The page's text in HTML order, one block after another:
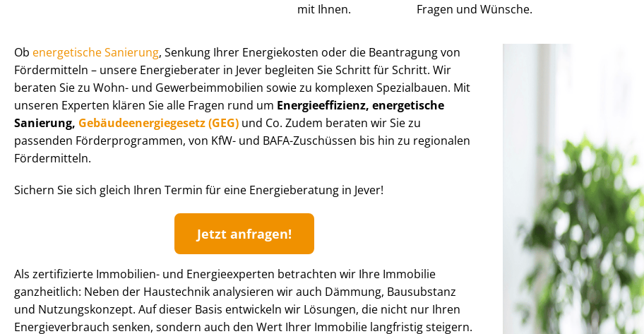
mit Ihnen.
Fragen und Wünsche.
Ob energetische Sanierung, Senkung Ihrer Energiekosten oder die Beantragung von
Fördermitteln – unsere Energieberater in Jever begleiten Sie Schritt für Schritt. Wir
beraten Sie zu Wohn- und Ge­wer­be­im­mo­bi­li­en sowie zu komplexen Spezialbauen. Mit
unseren Experten klären Sie alle Fragen rund um En­er­gie­ef­fi­zi­enz, energetische
Sanierung, Ge­bäu­de­en­er­gie­ge­setz (GEG) und Co. Zudem beraten wir Sie zu
passenden För­der­pro­gram­men, von KfW- und BAFA-Zuschüssen bis hin zu regionalen
Fördermitteln.
Sichern Sie sich gleich Ihren Termin für eine Energieberatung in Jever!
Jetzt anfragen!
Als zertifizierte Immobilien- und Energieexperten betrachten wir Ihre Immobilie
ganzheitlich: Neben der Haustechnik analysieren wir auch Dämmung, Bausubstanz
und Nutzungskonzept. Auf dieser Basis entwickeln wir Lösungen, die nicht nur Ihren
En­er­gie­ver­brauch senken, sondern auch den Wert Ihrer Immobilie langfristig steigern.